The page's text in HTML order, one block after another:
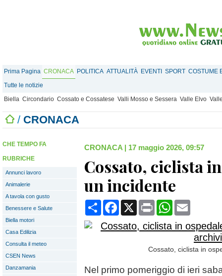
Prima Pagina CRONACA POLITICA ATTUALITÀ EVENTI SPORT COSTUME
Tutte le notizie
Biella Circondario Cossato e Cossatese Valli Mosso e Sessera Valle Elvo
/ CRONACA
CHE TEMPO FA
RUBRICHE
Annunci lavoro
Animalerie
A tavola con gusto
Benessere e Salute
Biella motori
Casa Edilizia
Consulta il meteo
CSEN News
Danzamania
CRONACA | 17 maggio 2026, 09:57
Cossato, ciclista
un incidente
CondividiFacebook
X Print WhatsApp
Cossato, ciclista in
Nel primo pomeriggio di ieri